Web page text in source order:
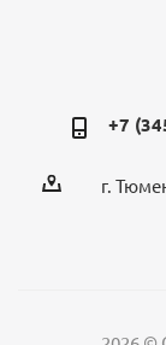
+7
г.